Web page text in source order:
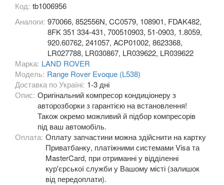
Код: tb1006956
Аналоги: 970066, 852556N, CC0579, 108901, FDAK482,
8FK 351 334-431, 700510903, 51-0903, 1.8059,
920.60762, 241057, ACP01002, 8623368,
LR027788, LR030867, LR039622, LR039622
Марка: LAND ROVER
Модель: Range Rover Evoque (L538)
Доставка по Україні: 1-3 дні
Опис: Оригінальний компресор кондиціонеру з
авторозборки з гарантією на встановлення!
Також окремо можливий й підбор компресорів
під ваш автомобіль.
Оплата: Оплату запчастини можна здійснити на картку
Приватбанку, платіжними системами Visa та
MasterCard, при отриманні у відділенні
кур'єрської служби у Вашому місті (залишок
від передоплати).